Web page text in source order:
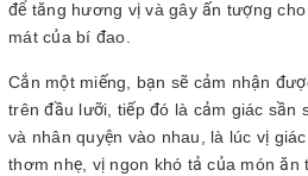
để tăng hương vị và gây ấn tượng
mát của bí đao.
Cắn một miếng, bạn sẽ cảm nhận
trên đầu lưỡi, tiếp đó là cảm giác sần
và nhân quyện vào nhau, là lúc vị
thơm nhẹ, vị ngon khó tả của món ăn